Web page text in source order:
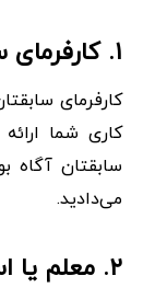
۱. کارفرمای سابق
کارفرمای
کاری شما
سابقتان آگاه
می‌دادید.
۲. معلم یا استاد